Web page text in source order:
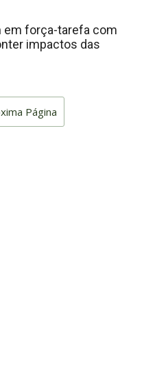
em força-tarefa com
impactos das
Página